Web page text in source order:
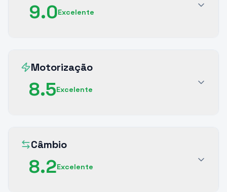
9.0Excelente
Motorização
8.5Excelente
Câmbio
8.2Excelente